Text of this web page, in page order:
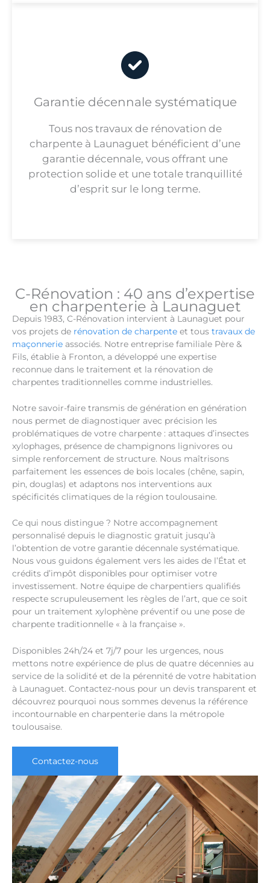
Garantie décennale systématique
Tous nos travaux de rénovation de
charpente à Launaguet bénéficient d’une
garantie décennale, vous offrant une
protection solide et une totale tranquillité
d’esprit sur le long terme.
C-Rénovation : 40 ans d’expertise
en charpenterie à Launaguet
Depuis 1983, C-Rénovation intervient à Launaguet pour
vos projets de rénovation de charpente et tous travaux de
maçonnerie associés. Notre entreprise familiale Père &
Fils, établie à Fronton, a développé une expertise
reconnue dans le traitement et la rénovation de
charpentes traditionnelles comme industrielles.
Notre savoir-faire transmis de génération en génération
nous permet de diagnostiquer avec précision les
problématiques de votre charpente : attaques d’insectes
xylophages, présence de champignons lignivores ou
simple renforcement de structure. Nous maîtrisons
parfaitement les essences de bois locales (chêne, sapin,
pin, douglas) et adaptons nos interventions aux
spécificités climatiques de la région toulousaine.
Ce qui nous distingue ? Notre accompagnement
personnalisé depuis le diagnostic gratuit jusqu’à
l’obtention de votre garantie décennale systématique.
Nous vous guidons également vers les aides de l’État et
crédits d’impôt disponibles pour optimiser votre
investissement. Notre équipe de charpentiers qualifiés
respecte scrupuleusement les règles de l’art, que ce soit
pour un traitement xylophène préventif ou une pose de
charpente traditionnelle « à la française ».
Disponibles 24h/24 et 7j/7 pour les urgences, nous
mettons notre expérience de plus de quatre décennies au
service de la solidité et de la pérennité de votre habitation
à Launaguet. Contactez-nous pour un devis transparent et
découvrez pourquoi nous sommes devenus la référence
incontournable en charpenterie dans la métropole
toulousaise.
Contactez-nous